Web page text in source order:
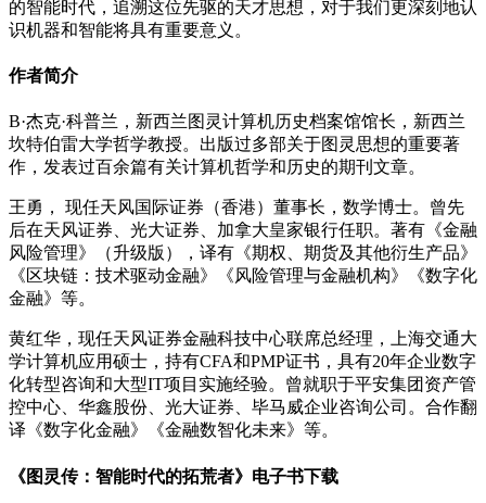
的智能时代，追溯这位先驱的天才思想，对于我们更深刻地认
识机器和智能将具有重要意义。
作者简介
B·杰克·科普兰，新西兰图灵计算机历史档案馆馆长，新西兰
坎特伯雷大学哲学教授。出版过多部关于图灵思想的重要著
作，发表过百余篇有关计算机哲学和历史的期刊文章。
王勇， 现任天风国际证券（香港）董事长，数学博士。曾先
后在天风证券、光大证券、加拿大皇家银行任职。著有《金融
风险管理》（升级版），译有《期权、期货及其他衍生产品》
《区块链：技术驱动金融》《风险管理与金融机构》《数字化
金融》等。
黄红华，现任天风证券金融科技中心联席总经理，上海交通大
学计算机应用硕士，持有CFA和PMP证书，具有20年企业数字
化转型咨询和大型IT项目实施经验。曾就职于平安集团资产管
控中心、华鑫股份、光大证券、毕马威企业咨询公司。合作翻
译《数字化金融》《金融数智化未来》等。
《图灵传：智能时代的拓荒者》电子书下载